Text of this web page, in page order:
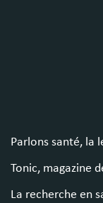
Parlons santé, la
Tonic, magazine
La recherche en